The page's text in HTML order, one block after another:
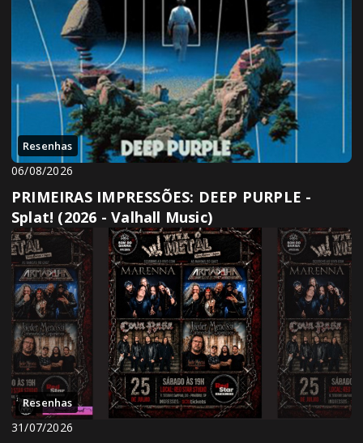
Resenhas
06/08/2026
PRIMEIRAS IMPRESSÕES: DEEP PURPLE -
Splat! (2026 - Valhall Music)
Resenhas
31/07/2026